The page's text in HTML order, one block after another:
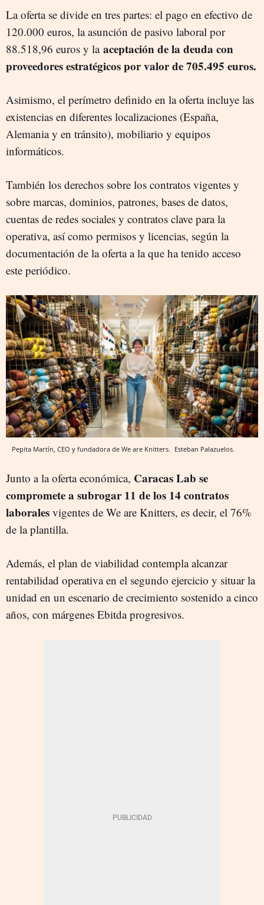
La oferta se divide en tres partes: el pago en efectivo de
120.000 euros, la asunción de pasivo laboral por
88.518,96 euros y la aceptación de la deuda con
proveedores estratégicos por valor de 705.495 euros.
Asimismo, el perímetro definido en la oferta incluye las
existencias en diferentes localizaciones (España,
Alemania y en tránsito), mobiliario y equipos
informáticos.
También los derechos sobre los contratos vigentes y
sobre marcas, dominios, patrones, bases de datos,
cuentas de redes sociales y contratos clave para la
operativa, así como permisos y licencias, según la
documentación de la oferta a la que ha tenido acceso
este periódico.
Pepita Martín, CEO y fundadora de We are Knitters. Esteban Palazuelos.
Junto a la oferta económica, Caracas Lab se
compromete a subrogar 11 de los 14 contratos
laborales vigentes de We are Knitters, es decir, el 76%
de la plantilla.
Además, el plan de viabilidad contempla alcanzar
rentabilidad operativa en el segundo ejercicio y situar la
unidad en un escenario de crecimiento sostenido a cinco
años, con márgenes Ebitda progresivos.